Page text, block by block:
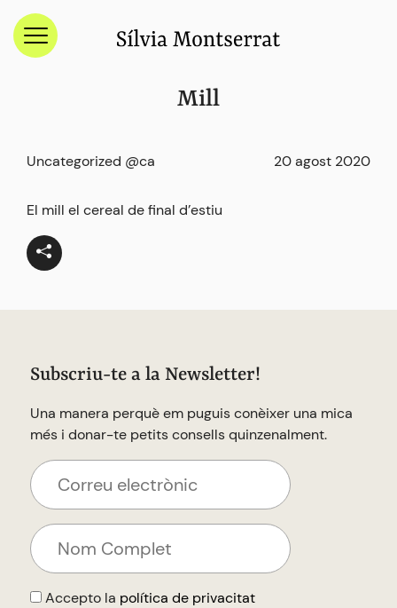
Menú
Mill
Uncategorized @ca 20 agost 2020
El mill el cereal de final d’estiu
Subscriu-te a la Newsletter!
Una manera perquè em puguis conèixer una mica
més i donar-te petits consells quinzenalment.
Accepto la política de privacitat